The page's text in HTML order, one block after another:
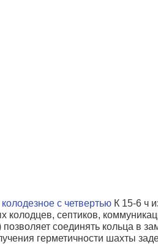
с четвертью К 15-6 ч
колодцев, септиков,
позволяет соединять кольца в
герметичности шахты